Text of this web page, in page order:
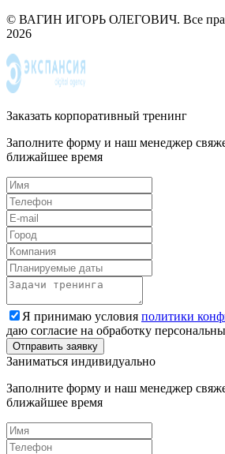
© ВАГИН ИГОРЬ ОЛЕГОВИЧ. Все
2026
Заказать корпоративный тренинг
Заполните форму и наш менеджер
ближайшее время
Я принимаю условия политики
даю согласие на обработку
Заниматься индивидуально
Заполните форму и наш менеджер
ближайшее время